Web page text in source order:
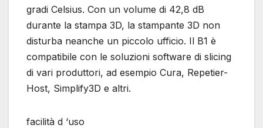
gradi Celsius. Con un volume di 42,8 dB
durante la stampa 3D, la stampante 3D non
disturba neanche un piccolo ufficio. Il B1 è
compatibile con le soluzioni software di slicing
di vari produttori, ad esempio Cura, Repetier-
Host, Simplify3D e altri.
facilità d ‘uso